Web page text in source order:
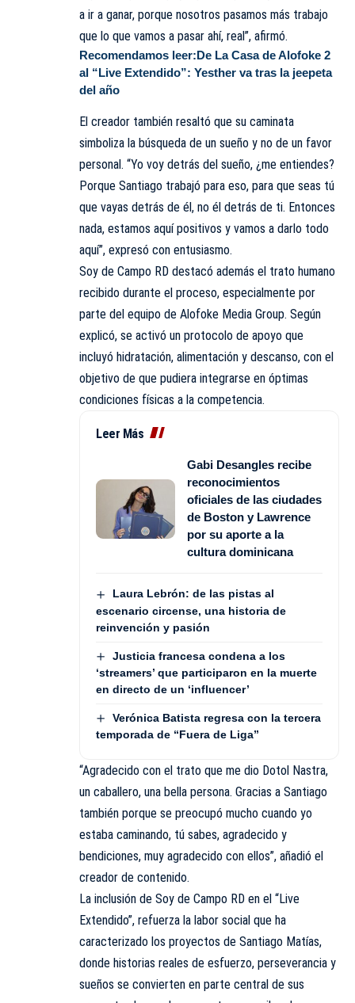
a ir a ganar, porque nosotros pasamos más trabajo
que lo que vamos a pasar ahí, real”, afirmó.
Recomendamos leer:De La Casa de Alofoke 2
al “Live Extendido”: Yesther va tras la jeepeta
del año
El creador también resaltó que su caminata
simboliza la búsqueda de un sueño y no de un favor
personal. “Yo voy detrás del sueño, ¿me entiendes?
Porque Santiago trabajó para eso, para que seas tú
que vayas detrás de él, no él detrás de ti. Entonces
nada, estamos aquí positivos y vamos a darlo todo
aquí”, expresó con entusiasmo.
Soy de Campo RD destacó además el trato humano
recibido durante el proceso, especialmente por
parte del equipo de Alofoke Media Group. Según
explicó, se activó un protocolo de apoyo que
incluyó hidratación, alimentación y descanso, con el
objetivo de que pudiera integrarse en óptimas
condiciones físicas a la competencia.
Leer Más
Gabi Desangles recibe
reconocimientos
oficiales de las ciudades
de Boston y Lawrence
por su aporte a la
cultura dominicana
Laura Lebrón: de las pistas al
escenario circense, una historia de
reinvención y pasión
Justicia francesa condena a los
‘streamers’ que participaron en la muerte
en directo de un ‘influencer’
Verónica Batista regresa con la tercera
temporada de “Fuera de Liga”
“Agradecido con el trato que me dio Dotol Nastra,
un caballero, una bella persona. Gracias a Santiago
también porque se preocupó mucho cuando yo
estaba caminando, tú sabes, agradecido y
bendiciones, muy agradecido con ellos”, añadió el
creador de contenido.
La inclusión de Soy de Campo RD en el “Live
Extendido”, refuerza la labor social que ha
caracterizado los proyectos de Santiago Matías,
donde historias reales de esfuerzo, perseverancia y
sueños se convierten en parte central de sus